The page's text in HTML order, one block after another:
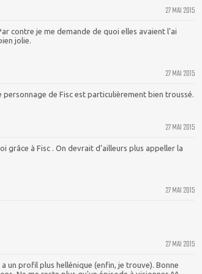
27 MAI 2015
contre je me demande de quoi elles avaient l'ai
jolie.
27 MAI 2015
de Fisc est particulièrement bien troussé.
27 MAI 2015
grâce à Fisc . On devrait d’ailleurs plus appeller la
27 MAI 2015
27 MAI 2015
un profil plus hellénique (enfin, je trouve). Bonne